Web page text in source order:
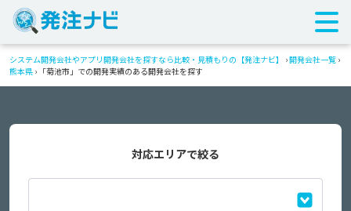
システム開発会社やアプリ開発会社を探すなら比較・見積もりの【発注ナビ】 ›開発会社一覧 ›
熊本県 › 「菊池市」での開発実績のある開発会社を探す
対応エリアで絞る